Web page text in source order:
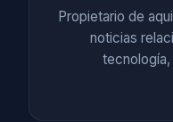
Propietario de
noticias